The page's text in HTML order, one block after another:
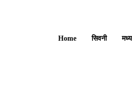
Home सिवनी